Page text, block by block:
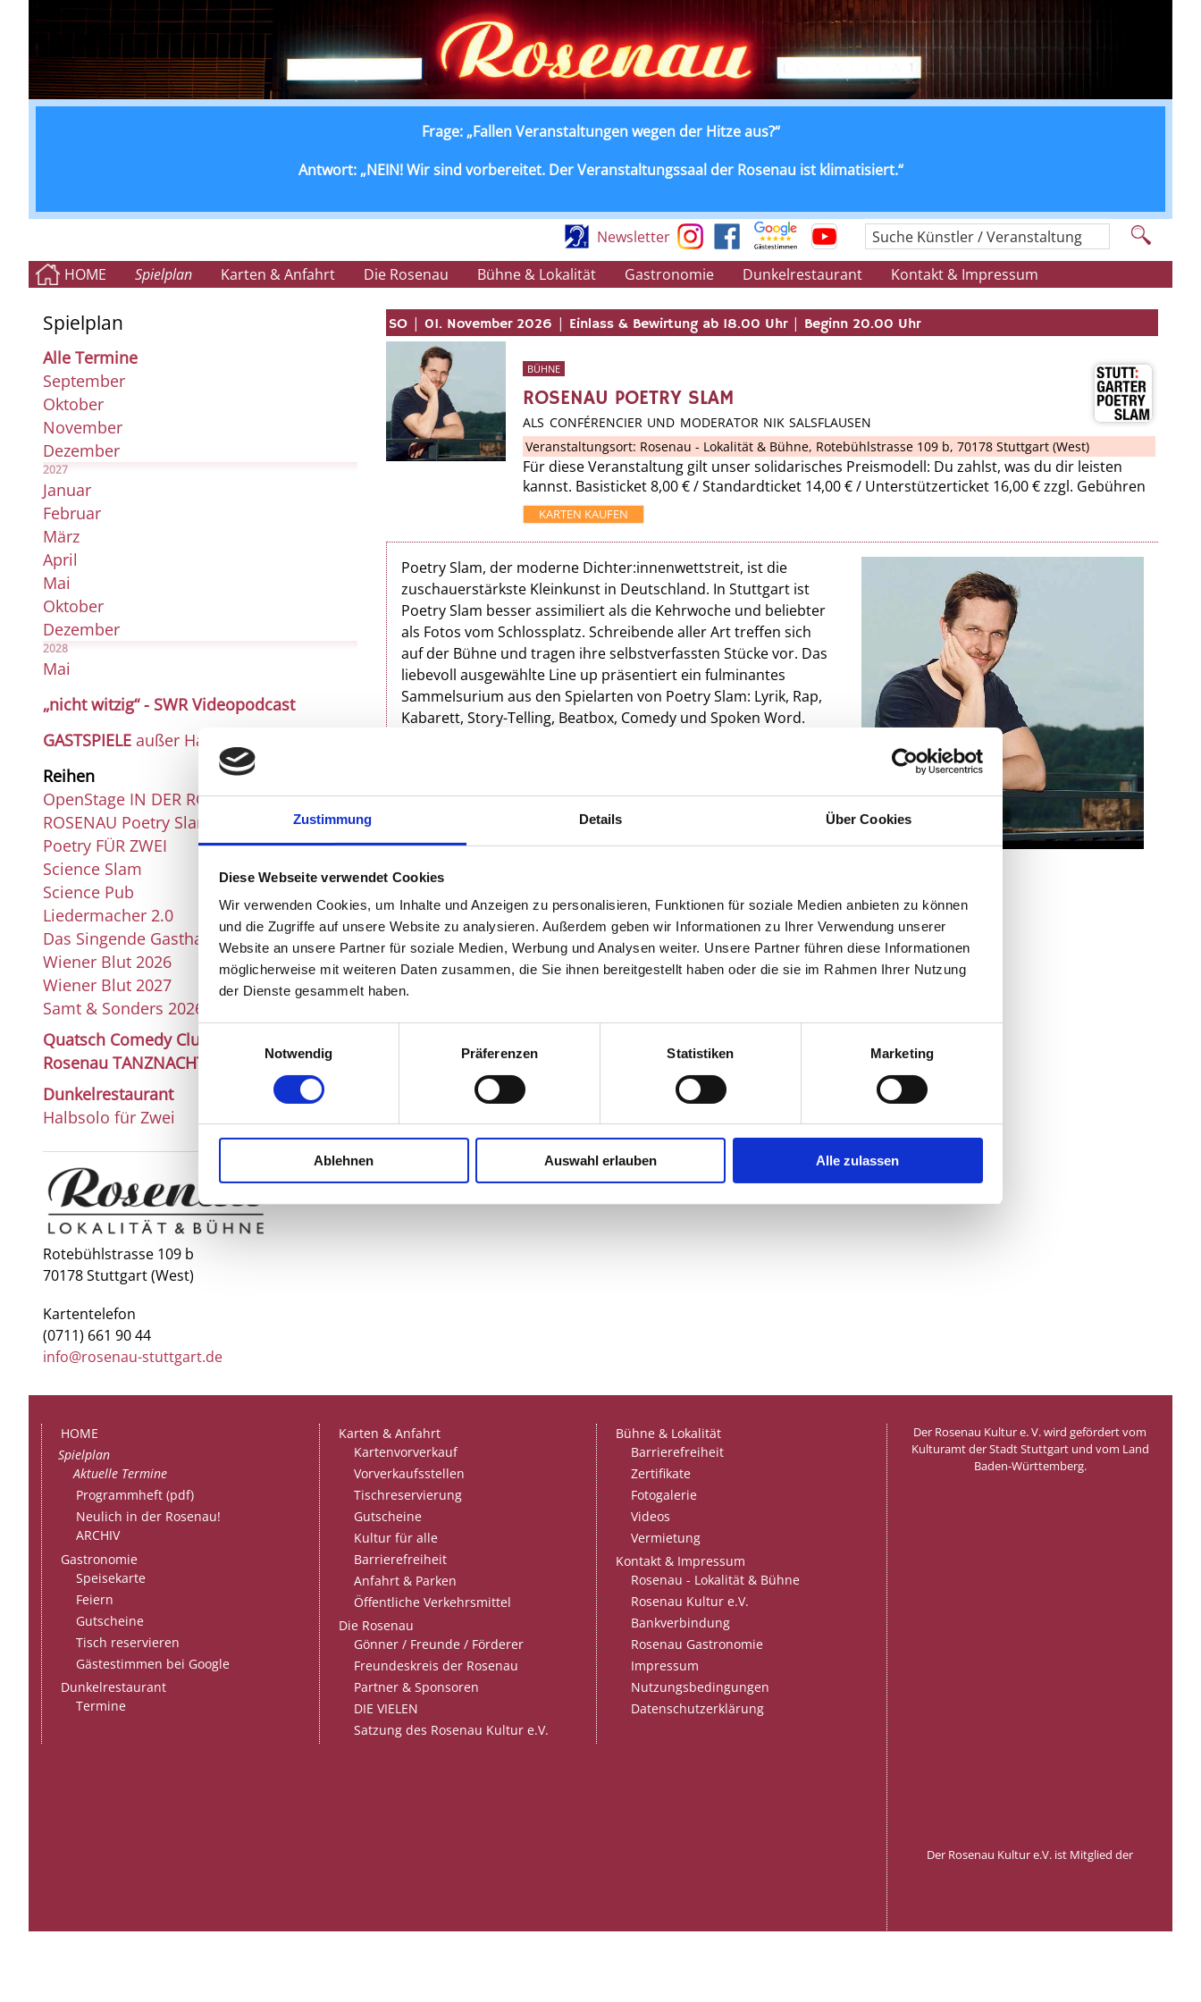
Zustimmung Details Über Cookies
Diese Webseite verwendet Cookies
Wir verwenden Cookies, um Inhalte und Anzeigen zu personalisieren, Funktionen für soziale Medien anbieten zu können
und die Zugriffe auf unsere Website zu analysieren. Außerdem geben wir Informationen zu Ihrer Verwendung unserer
Website an unsere Partner für soziale Medien, Werbung und Analysen weiter. Unsere Partner führen diese Informationen
möglicherweise mit weiteren Daten zusammen, die Sie ihnen bereitgestellt haben oder die sie im Rahmen Ihrer Nutzung
der Dienste gesammelt haben.
Einwilligungsauswahl
Notwendig
Präferenzen Statistiken Marketing
Ablehnen Auswahl erlauben Alle zulassen
Frage: „Fallen Veranstaltungen wegen der Hitze aus?“
Antwort: „NEIN! Wir sind vorbereitet. Der Veranstaltungssaal der Rosenau ist klimatisiert.“
Suche Künstler / Veranstaltung
Newsletter
HOME
Spielplan Karten & Anfahrt Die Rosenau Bühne & Lokalität Gastronomie Dunkelrestaurant Kontakt & Impressum
Spielplan
Alle Termine
September
Oktober
November
Dezember
2027
Januar
Februar
März
April
Mai
Oktober
Dezember
2028
Mai
„nicht witzig“ - SWR Videopodcast
GASTSPIELE außer Haus
Reihen
OpenStage IN DER ROSENAU
ROSENAU Poetry Slam
Poetry FÜR ZWEI
Science Slam
Science Pub
Liedermacher 2.0
Das Singende Gasthaus
Wiener Blut 2026
Wiener Blut 2027
Samt & Sonders 2026
Quatsch Comedy Club
Rosenau TANZNACHT
Dunkelrestaurant
Halbsolo für Zwei
Rotebühlstrasse 109 b
70178 Stuttgart (West)
Kartentelefon
(0711) 661 90 44
info@rosenau-stuttgart.de
SO | 01. November 2026 | Einlass & Bewirtung ab 18.00 Uhr | Beginn 20.00 Uhr
BÜHNE
ROSENAU POETRY SLAM
ALS CONFÉRENCIER UND MODERATOR NIK SALSFLAUSEN
Veranstaltungsort: Rosenau - Lokalität & Bühne, Rotebühlstrasse 109 b, 70178 Stuttgart (West)
Für diese Veranstaltung gilt unser solidarisches Preismodell: Du zahlst, was du dir leisten
kannst. Basisticket 8,00 € / Standardticket 14,00 € / Unterstützerticket 16,00 € zzgl. Gebühren
KARTEN KAUFEN
Poetry Slam, der moderne Dichter:innenwettstreit, ist die
zuschauerstärkste Kleinkunst in Deutschland. In Stuttgart ist
Poetry Slam besser assimiliert als die Kehrwoche und beliebter
als Fotos vom Schlossplatz. Schreibende aller Art treffen sich
auf der Bühne und tragen ihre selbstverfassten Stücke vor. Das
liebevoll ausgewählte Line up präsentiert ein fulminantes
Sammelsurium aus den Spielarten von Poetry Slam: Lyrik, Rap,
Kabarett, Story-Telling, Beatbox, Comedy und Spoken Word.
möglich ist. Das Publikum entscheidet, wer gewinnt. Um das
Publikum zu überzeugen, stehen den deutschsprachigen Stars
der Szene, den literarischen Debütant:innen und
Anmeldungen und Anfragen für den Poetry Slam in der
Rosenau bitte an:poetryslam@rosenau-stuttgart.de
HOME
Spielplan
Aktuelle Termine
Programmheft (pdf)
Neulich in der Rosenau!
ARCHIV
Gastronomie
Speisekarte
Feiern
Gutscheine
Tisch reservieren
Gästestimmen bei Google
Dunkelrestaurant
Termine
Karten & Anfahrt
Kartenvorverkauf
Vorverkaufsstellen
Tischreservierung
Gutscheine
Kultur für alle
Barrierefreiheit
Anfahrt & Parken
Öffentliche Verkehrsmittel
Die Rosenau
Gönner / Freunde / Förderer
Freundeskreis der Rosenau
Partner & Sponsoren
DIE VIELEN
Satzung des Rosenau Kultur e.V.
Bühne & Lokalität
Barrierefreiheit
Zertifikate
Fotogalerie
Videos
Vermietung
Kontakt & Impressum
Rosenau - Lokalität & Bühne
Rosenau Kultur e.V.
Bankverbindung
Rosenau Gastronomie
Impressum
Nutzungsbedingungen
Datenschutzerklärung
Der Rosenau Kultur e. V. wird gefördert vom
Kulturamt der Stadt Stuttgart und vom Land
Baden-Württemberg.
Der Rosenau Kultur e.V. ist Mitglied der